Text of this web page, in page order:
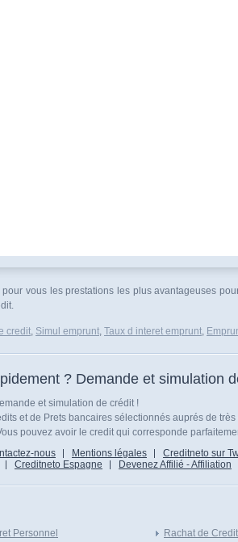
vous les prestations les plus avantageuses
credit, Simul emprunt, Taux d interet emprunt,
? Demande et simulation
et simulation de crédit !
et de Prets bancaires sélectionnés auprés de
pouvez avoir le credit qui corresponde
nous Mentions légales Creditneto sur
Creditneto Espagne Devenez Affilié - Affiliation
Personnel
Rachat de Credit